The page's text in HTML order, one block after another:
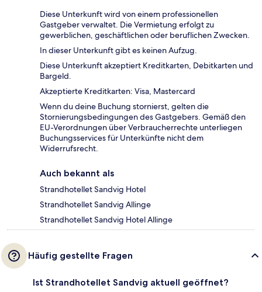
Diese Unterkunft wird von einem professionellen
Gastgeber verwaltet. Die Vermietung erfolgt zu
gewerblichen, geschäftlichen oder beruflichen Zwecken.
In dieser Unterkunft gibt es keinen Aufzug.
Diese Unterkunft akzeptiert Kreditkarten, Debitkarten und
Bargeld.
Akzeptierte Kreditkarten: Visa, Mastercard
Wenn du deine Buchung stornierst, gelten die
Stornierungsbedingungen des Gastgebers. Gemäß den
EU-Verordnungen über Verbraucherrechte unterliegen
Buchungsservices für Unterkünfte nicht dem
Widerrufsrecht.
Auch bekannt als
Strandhotellet Sandvig Hotel
Strandhotellet Sandvig Allinge
Strandhotellet Sandvig Hotel Allinge
Häufig gestellte Fragen
Ist Strandhotellet Sandvig aktuell geöffnet?